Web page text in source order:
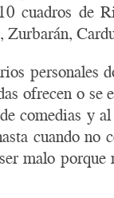
cuadros de
Zurbarán,
personales
ofrecen o se
comedias y
cuando no
malo porque